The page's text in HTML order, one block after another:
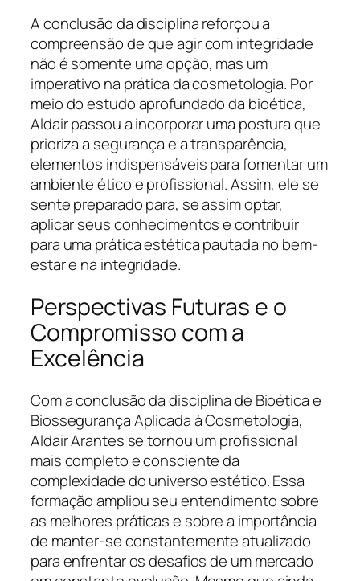
A conclusão da disciplina reforçou a
compreensão de que agir com integridade
não é somente uma opção, mas um
imperativo na prática da cosmetologia. Por
meio do estudo aprofundado da bioética,
Aldair passou a incorporar uma postura que
prioriza a segurança e a transparência,
elementos indispensáveis para fomentar um
ambiente ético e profissional. Assim, ele se
sente preparado para, se assim optar,
aplicar seus conhecimentos e contribuir
para uma prática estética pautada no bem-
estar e na integridade.
Perspectivas Futuras e o
Compromisso com a
Excelência
Com a conclusão da disciplina de Bioética e
Biossegurança Aplicada à Cosmetologia,
Aldair Arantes se tornou um profissional
mais completo e consciente da
complexidade do universo estético. Essa
formação ampliou seu entendimento sobre
as melhores práticas e sobre a importância
de manter-se constantemente atualizado
para enfrentar os desafios de um mercado